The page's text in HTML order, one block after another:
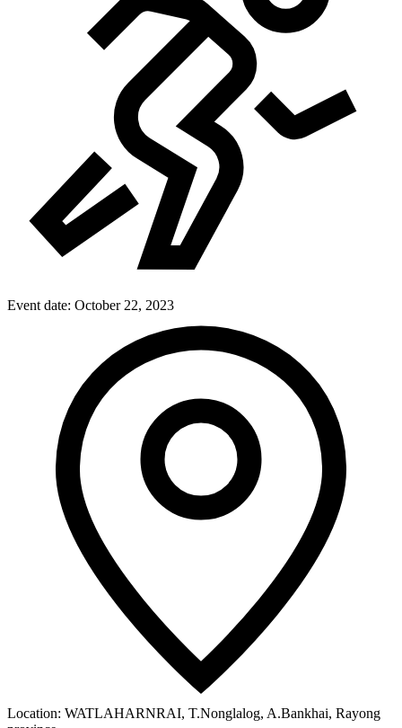
Event date: October 22, 2023
Location: WATLAHARNRAI, T.Nonglalog, A.Bankhai, Rayong